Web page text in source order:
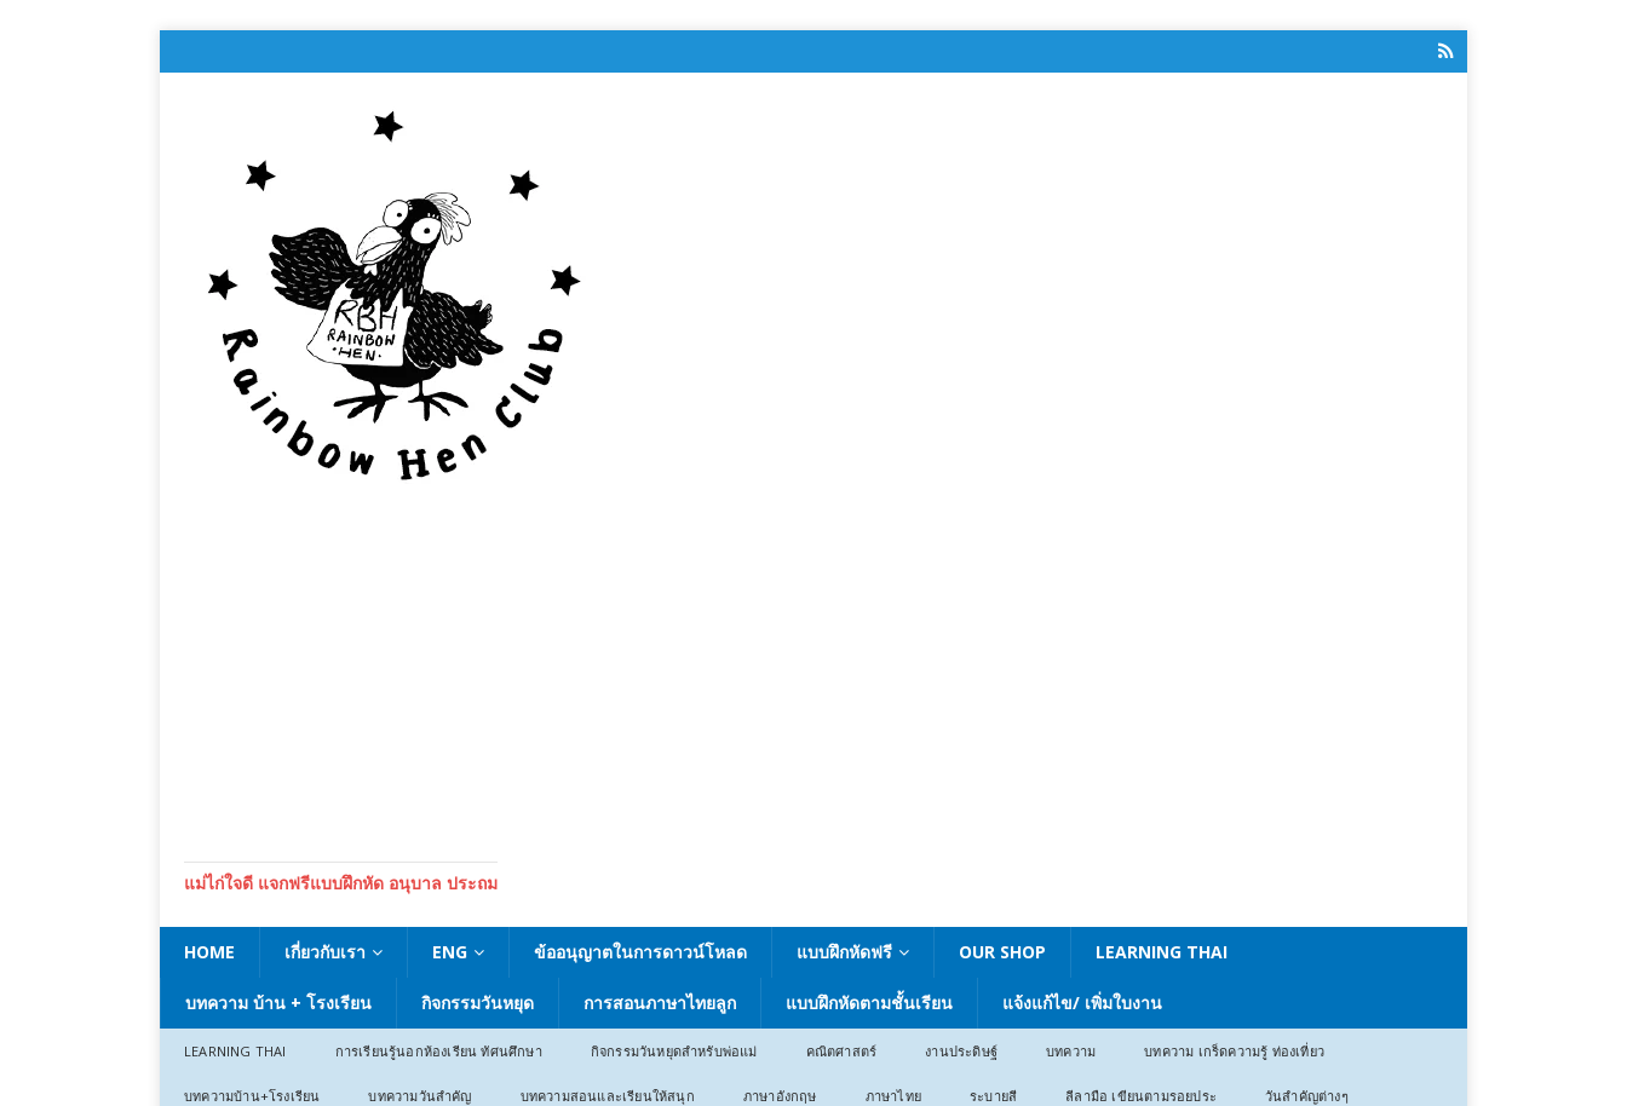
แม่ไก่ใจดี แจกฟรีแบบฝึกหัด อนุบาล ประถม
HOME เกี่ยวกับเรา ENG ข้ออนุญาตในการดาวน์โหลด แบบฝึกหัดฟรี OUR SHOP LEARNING THAI
บทความ บ้าน + โรงเรียน กิจกรรมวันหยุด การสอนภาษาไทยลูก แบบฝึกหัดตามชั้นเรียน แจ้งแก้ไข/ เพิ่มใบงาน
LEARNING THAI การเรียนรู้นอกห้องเรียน ทัศนศึกษา กิจกรรมวันหยุดสำหรับพ่อแม่ คณิตศาสตร์ งานประดิษฐ์ บทความ บทความ เกร็ดความรู้ ท่องเที่ยว
บทความบ้าน+โรงเรียน บทความวันสำคัญ บทความสอนและเรียนให้สนุก ภาษาอังกฤษ ภาษาไทย ระบายสี ลีลามือ เขียนตามรอยประ วันสำคัญต่างๆ